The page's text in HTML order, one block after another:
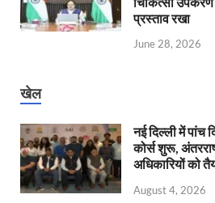
प्रस्ताव रखा
June 28, 2026
खेल
नई दिल्ली में पांच
कोर्स शुरू,
अधिकारियों को
August 4, 2026